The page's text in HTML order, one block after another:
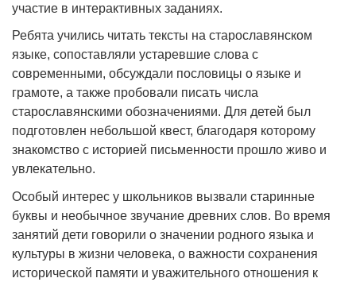
участие в интерактивных заданиях.
Ребята учились читать тексты на старославянском
языке, сопоставляли устаревшие слова с
современными, обсуждали пословицы о языке и
грамоте, а также пробовали писать числа
старославянскими обозначениями. Для детей был
подготовлен небольшой квест, благодаря которому
знакомство с историей письменности прошло живо и
увлекательно.
Особый интерес у школьников вызвали старинные
буквы и необычное звучание древних слов. Во время
занятий дети говорили о значении родного языка и
культуры в жизни человека, о важности сохранения
исторической памяти и уважительного отношения к